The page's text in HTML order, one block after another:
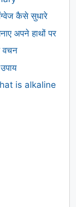
कैसे सुधारे
अपने हाथों पर
वचन
is alkaline